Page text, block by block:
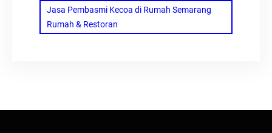
Jasa Pembasmi Kecoa di Rumah Semarang
Rumah & Restoran